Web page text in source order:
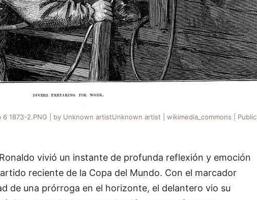
1873-2.PNG | by Unknown artistUnknown artist | wikimedia_commons | Public
vivió un instante de profunda reflexión y emoción
reciente de la Copa del Mundo. Con el marcador
de una prórroga en el horizonte, el delantero vio su